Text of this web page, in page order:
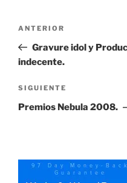
entradas
Entrada
anterior:
ANTERIOR
Gravure idol y
indecente.
Siguiente
entrada
SIGUIENTE
Premios Nebula 2008.